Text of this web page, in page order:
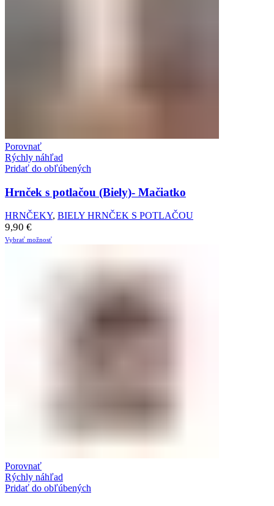
Porovnať
Rýchly náhľad
Pridať do obľúbených
Hrnček s potlačou (Biely)- Mačiatko
HRNČEKY, BIELY HRNČEK S POTLAČOU
9,90 €
Vybrať možnosť
Porovnať
Rýchly náhľad
Pridať do obľúbených